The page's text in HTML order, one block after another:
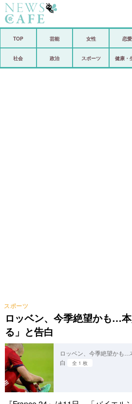
政治
TOP 芸能 女性 恋愛
社会 政治 スポーツ 健康・
ロッベン、今季絶望かも…
る」と告白
スポーツ
ロッベン、今季絶望かも
白
全 1 枚